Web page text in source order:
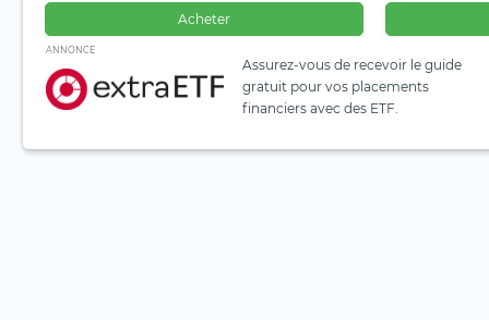
Acheter
ANNONCE
Assurez-vous de recevoir le guide
gratuit pour vos placements
financiers avec des ETF.